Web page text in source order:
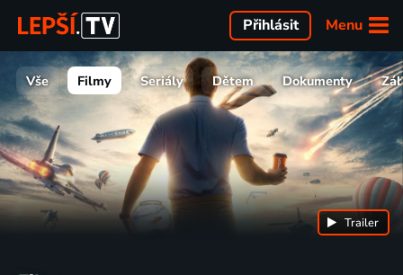
Menu
Přihlásit
Vše Filmy Seriály Dětem Dokumenty
Trailer